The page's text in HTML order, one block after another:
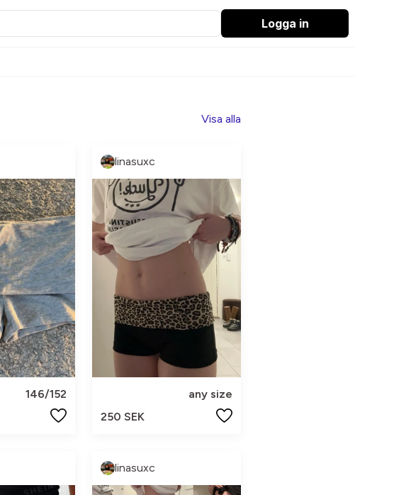
Logga in
Visa alla
146/152
linasuxc
any size
250 SEK
linasuxc